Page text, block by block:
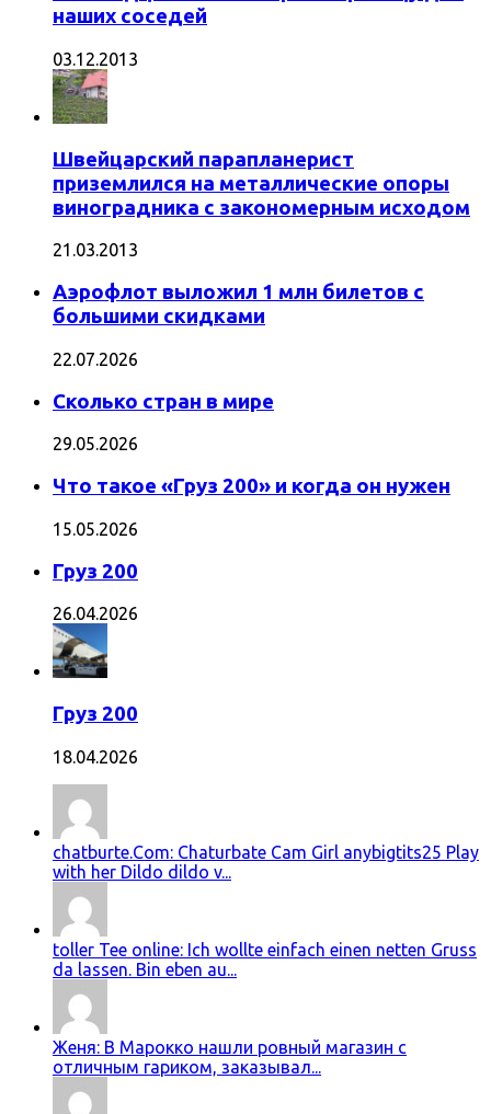
наших соседей
03.12.2013
Швейцарский парапланерист
приземлился на металлические опоры
виноградника с закономерным исходом
21.03.2013
Аэрофлот выложил 1 млн билетов с
большими скидками
22.07.2026
Сколько стран в мире
29.05.2026
Что такое «Груз 200» и когда он нужен
15.05.2026
Груз 200
26.04.2026
Груз 200
18.04.2026
chatburte.Com: Chaturbate Cam Girl anybigtits25 Play
with her Dildo dildo v...
toller Tee online: Ich wollte einfach einen netten Gruss
da lassen. Bin eben au...
Женя: В Марокко нашли ровный магазин с
отличным гариком, заказывал...